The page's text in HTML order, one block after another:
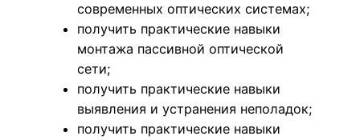
современных оптических системах;
получить практические навыки
монтажа пассивной оптической
сети;
получить практические навыки
выявления и устранения неполадок;
получить практические навыки